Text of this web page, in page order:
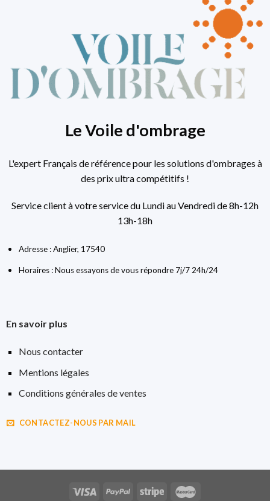
Le Voile d'ombrage
L'expert Français de référence pour les solutions d'ombrages à
des prix ultra compétitifs !
Service client à votre service du Lundi au Vendredi de 8h-12h
13h-18h
Adresse : Anglier, 17540
Horaires : Nous essayons de vous répondre 7j/7 24h/24
En savoir plus
Nous contacter
Mentions légales
Conditions générales de ventes
CONTACTEZ-NOUS PAR MAIL